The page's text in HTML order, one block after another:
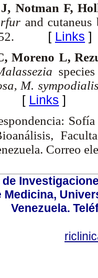
Notman F,
and
[ Links ]
Moreno L,
M.
[ Links ]
Correo
Medicina,
Venezuela.